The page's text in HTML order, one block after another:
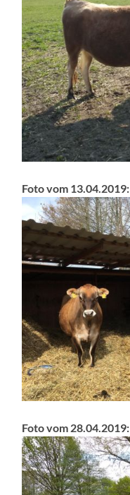
Foto vom 13.04.2019:
Foto vom 28.04.2019: